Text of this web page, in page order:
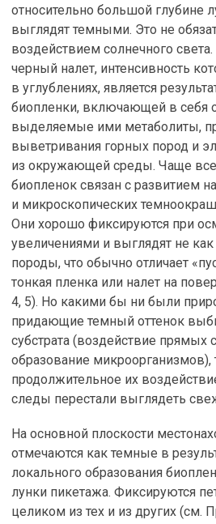
относительно большой глубине
выглядят темными. Это не
воздействием солнечного
черный налет, интенсивность
в углублениях, является
биопленки, включающей в себя
выделяемые ими метаболиты,
выветривания горных пород и
из окружающей среды. Чаще
биопленок связан с развитием
и микроскопических
Они хорошо фиксируются при
увеличениями и выглядят не
породы, что обычно отличает
тонкая пленка или налет на
4, 5). Но какими бы ни были
придающие темный оттенок
субстрата (воздействие прямых
образование микроорганизмов),
продолжительное их
следы перестали выглядеть
На основной плоскости
отмечаются как темные в
локального образования
лунки пикетажа. Фиксируются
целиком из тех и из других (см.